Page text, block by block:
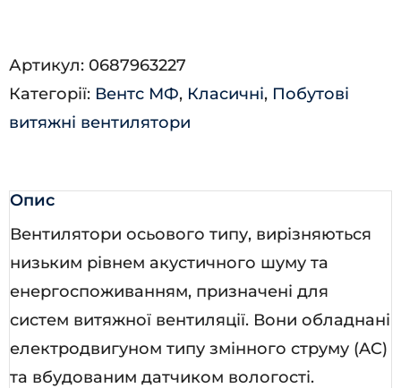
кількість
Артикул: 0687963227
Категорії: Вентс МФ, Класичні, Побутові
витяжні вентилятори
Опис
Вентилятори осьового типу, вирізняються
низьким рівнем акустичного шуму та
енергоспоживанням, призначені для
систем витяжної вентиляції. Вони обладнані
електродвигуном типу змінного струму (AC)
та вбудованим датчиком вологості.